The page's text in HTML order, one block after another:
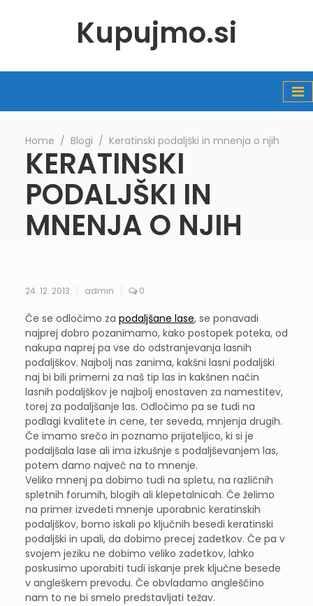
Kupujmo.si
Home ∕ Blogi ∕ Keratinski podaljški in mnenja o njih
KERATINSKI
PODALJŠKI IN
MNENJA O NJIH
24. 12. 2013 admin 0
Če se odločimo za podaljšane lase, se ponavadi
najprej dobro pozanimamo, kako postopek poteka, od
nakupa naprej pa vse do odstranjevanja lasnih
podaljškov. Najbolj nas zanima, kakšni lasni podaljški
naj bi bili primerni za naš tip las in kakšnen način
lasnih podaljškov je najbolj enostaven za namestitev,
torej za podaljšanje las. Odločimo pa se tudi na
podlagi kvalitete in cene, ter seveda, mnjenja drugih.
Če imamo srečo in poznamo prijateljico, ki si je
podaljšala lase ali ima izkušnje s podaljševanjem las,
potem damo največ na to mnenje.
Veliko mnenj pa dobimo tudi na spletu, na različnih
spletnih forumih, blogih ali klepetalnicah. Če želimo
na primer izvedeti mnenje uporabnic keratinskih
podaljškov, bomo iskali po ključnih besedi keratinski
podaljški in upali, da dobimo precej zadetkov. Če pa v
svojem jeziku ne dobimo veliko zadetkov, lahko
poskusimo uporabiti tudi iskanje prek ključne besede
v angleškem prevodu. Če obvladamo angleščino
nam to ne bi smelo predstavljati težav.